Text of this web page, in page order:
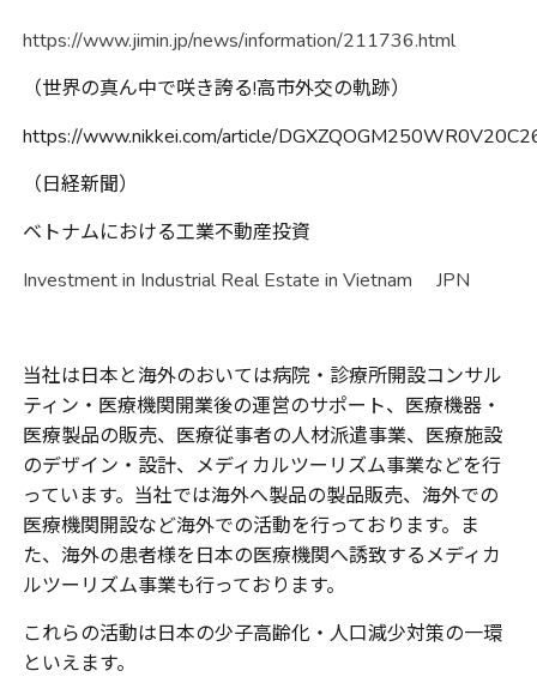
https://www.jimin.jp/news/information/211736.html
（世界の真ん中で咲き誇る!高市外交の軌跡）
https://www.nikkei.com/article/
（日経新聞）
ベトナムにおける工業不動産投資
Investment in Industrial Real Estate in Vietnam JPN
当社は日本と海外のおいては病院・診療所開設コンサル
ティン・医療機関開業後の運営のサポート、医療機器・
医療製品の販売、医療従事者の人材派遣事業、医療施設
のデザイン・設計、メディカルツーリズム事業などを行
っています。当社では海外へ製品の製品販売、海外での
医療機関開設など海外での活動を行っております。ま
た、海外の患者様を日本の医療機関へ誘致するメディカ
ルツーリズム事業も行っております。
これらの活動は日本の少子高齢化・人口減少対策の一環
といえます。